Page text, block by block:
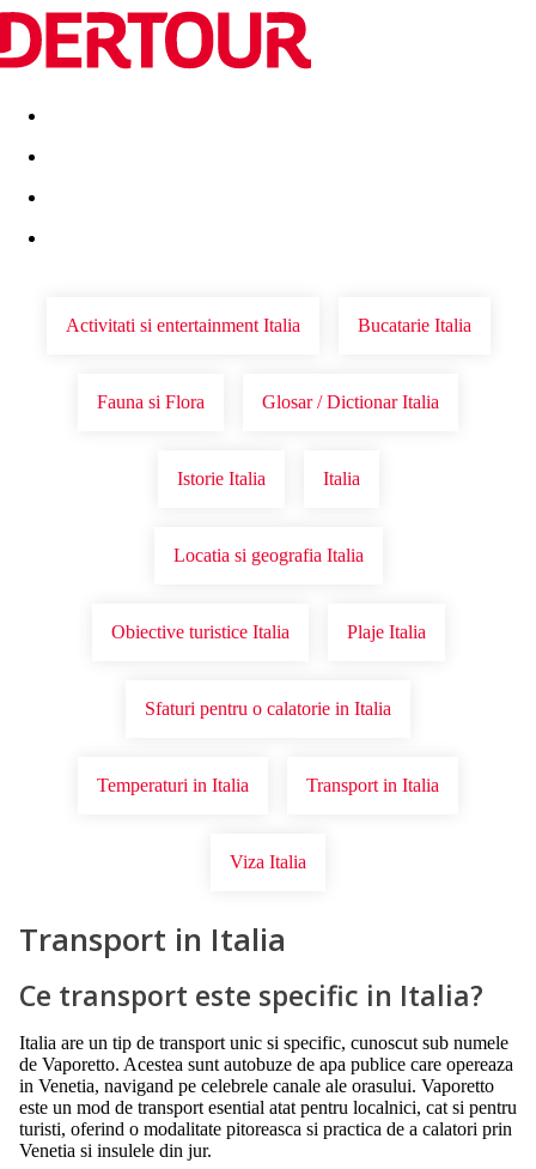
Destinatii Vacanta perfecta OFERTE DE NERATAT
Activitati si entertainment Italia Bucatarie Italia
Fauna si Flora Glosar / Dictionar Italia
Istorie Italia Italia
Locatia si geografia Italia
Obiective turistice Italia Plaje Italia
Sfaturi pentru o calatorie in Italia
Temperaturi in Italia Transport in Italia
Viza Italia
Transport in Italia
Ce transport este specific in Italia?
Italia are un tip de transport unic si specific, cunoscut sub numele
de Vaporetto. Acestea sunt autobuze de apa publice care opereaza
in Venetia, navigand pe celebrele canale ale orasului. Vaporetto
este un mod de transport esential atat pentru localnici, cat si pentru
turisti, oferind o modalitate pitoreasca si practica de a calatori prin
Venetia si insulele din jur.